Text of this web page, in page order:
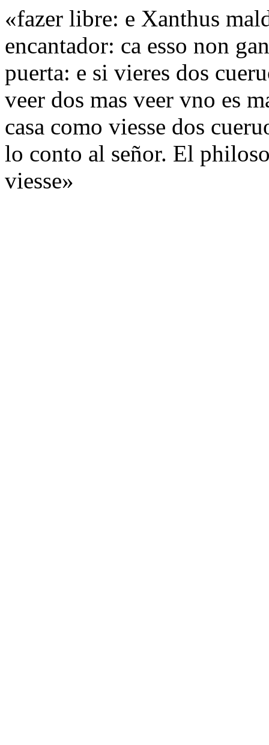
«fazer libre: e Xanthus
encantador: ca esso non
puerta: e si vieres dos
veer dos mas veer vno es
casa como viesse dos
lo conto al señor. El
viesse»